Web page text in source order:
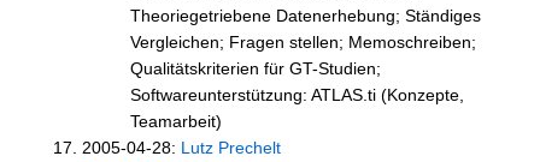
Theoriegetriebene Datenerhebung; Ständiges
Vergleichen; Fragen stellen; Memoschreiben;
Qualitätskriterien für GT-Studien;
Softwareunterstützung: ATLAS.ti (Konzepte,
Teamarbeit)
2005-04-28: Lutz Prechelt